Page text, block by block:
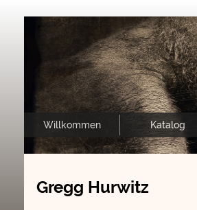
Willkommen Katalog
Gregg Hurwitz